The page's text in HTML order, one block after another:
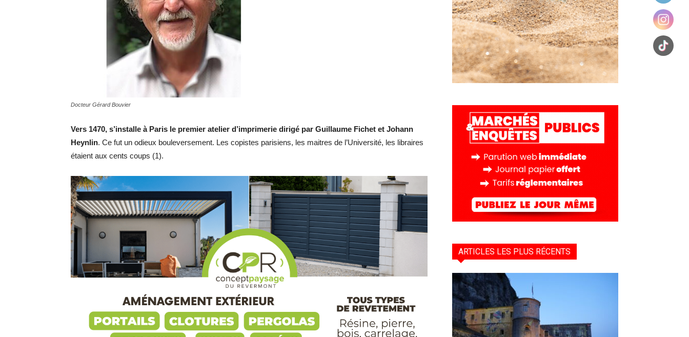
Docteur Gérard Bouvier
Vers 1470, s’installe à Paris le premier atelier d’imprimerie dirigé par Guillaume Fichet et Johann
Heynlin. Ce fut un odieux bouleversement. Les copistes parisiens, les maitres de l’Université, les libraires
étaient aux cents coups (1).
ARTICLES LES PLUS RÉCENTS